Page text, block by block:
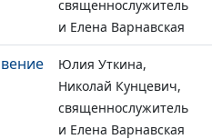
священнослужитель
и Елена Варнавская
Юлия Уткина,
Николай Кунцевич,
священнослужитель
и Елена Варнавская